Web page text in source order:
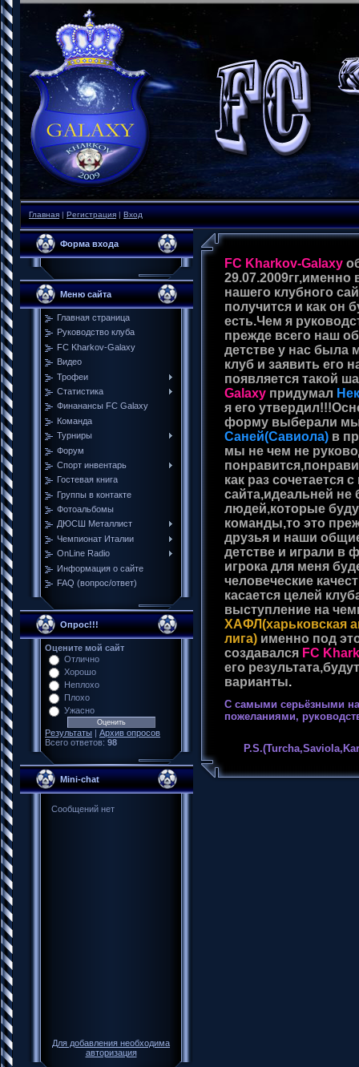
Главная|Регистрация|Вход
Форма входа
Меню сайта
Главная страница
Руководство клуба
FC Kharkov-Galaxy
Видео
Трофеи
Cтатистика
Финанансы FC Galaxy
Команда
Турниры
Форум
Спорт инвентарь
Гостевая книга
Группы в контакте
Фотоальбомы
ДЮСШ Металлист
Чемпионат Италии
ОnLine Radio
Информация о сайте
FAQ (вопрос/ответ)
Опрос!!!
Оцените мой сайт
Отлично
Хорошо
Неплохо
Плохо
Ужасно
Результаты | Архив опросов
Всего ответов: 98
Mini-chat
Для добавления необходима
авторизация
FC Kharkov-Galaxy
29.07.2009гг,именно
нашего клубного
получится и как он
есть.Чем я
прежде всего наш
детстве у нас была
клуб и заявить его
появляется такой
Galaxy придумал
я его
форму выберали
Саней(Савиола) в
мы не чем не
как раз сочетается
сайта,идеальней не
людей,которые
команды,то это
друзья и наши
детстве и играли в
игрока для меня
человеческие
касается целей
выступление на
ХАФЛ(харьковская
лига) именно под
создавался FC
его
варианты.
С самыми серьёзными
пожеланиями,